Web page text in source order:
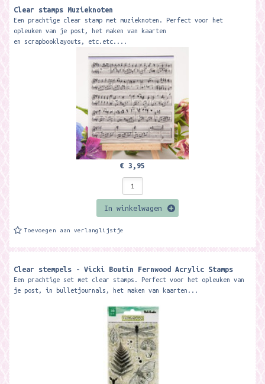
Clear stamps Muzieknoten
Een prachtige clear stamp met muzieknoten. Perfect voor het
opleuken van je post, het maken van kaarten
en scrapbooklayouts, etc.etc....
€ 3,95
In winkelwagen
Toevoegen aan verlanglijstje
Clear stempels - Vicki Boutin Fernwood Acrylic Stamps
Een prachtige set met clear stamps. Perfect voor het opleuken van
je post, in bulletjournals, het maken van kaarten...